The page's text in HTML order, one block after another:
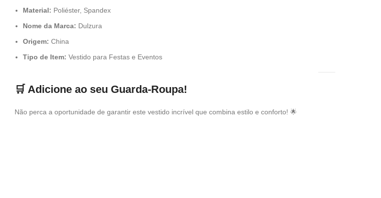
Material: Poliéster, Spandex
Nome da Marca: Dulzura
Origem: China
Tipo de Item: Vestido para Festas e Eventos
🛒 Adicione ao seu Guarda-Roupa!
Não perca a oportunidade de garantir este vestido incrível que combina estilo e conforto! 🌟